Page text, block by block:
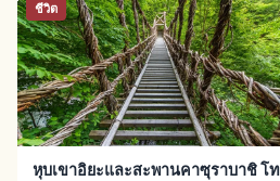
ชีวิต
หุบเขาอิยะและสะพานคาซุราบาชิ โท